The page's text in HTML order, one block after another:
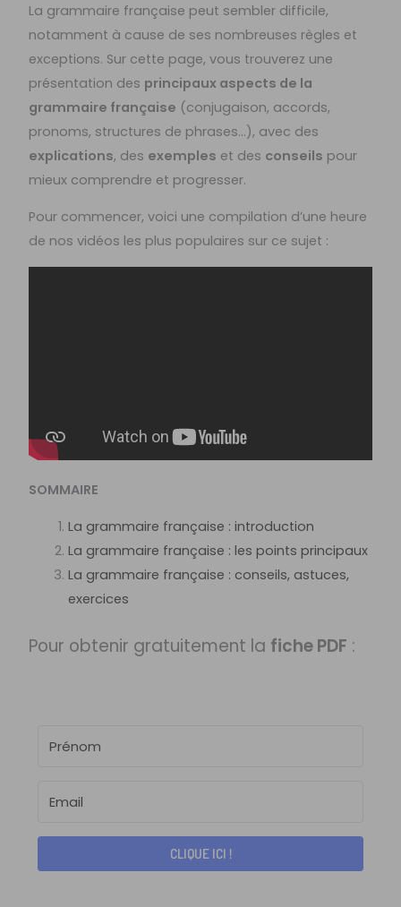
La grammaire française peut sembler difficile,
notamment à cause de ses nombreuses règles et
exceptions. Sur cette page, vous trouverez une
présentation des principaux aspects de la
grammaire française (conjugaison, accords,
pronoms, structures de phrases…), avec des
explications, des exemples et des conseils pour
mieux comprendre et progresser.
Pour commencer, voici une compilation d’une heure
de nos vidéos les plus populaires sur ce sujet :
SOMMAIRE
La grammaire française : introduction
La grammaire française : les points principaux
La grammaire française : conseils, astuces,
exercices
Pour obtenir gratuitement la fiche PDF :
CLIQUE ICI !